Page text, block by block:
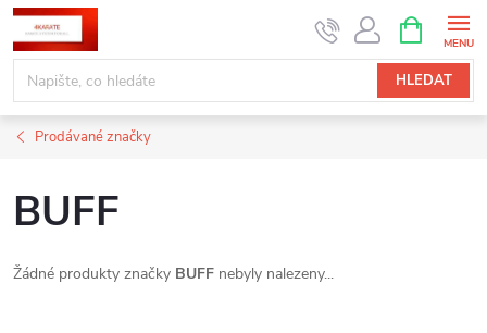
Přejít
na
obsah
HLEDAT
NÁKUPNÍ
KOŠÍK
Prodávané značky
BUFF
Žádné produkty značky BUFF nebyly nalezeny...